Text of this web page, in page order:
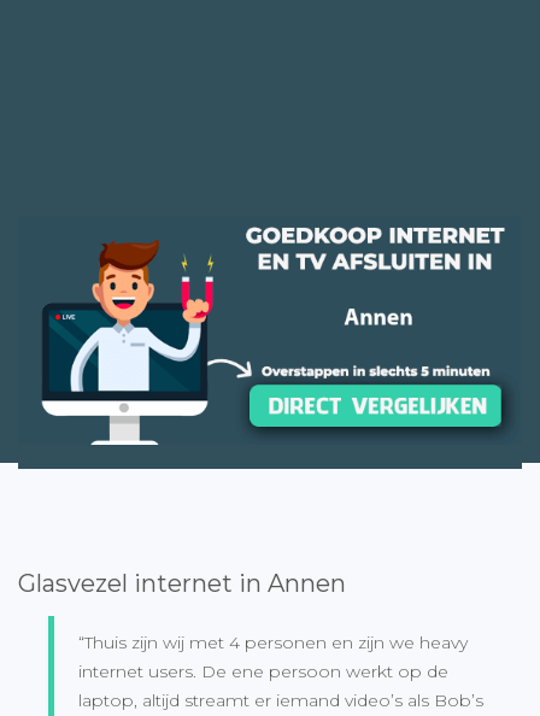
Glasvezel internet in Annen
“Thuis zijn wij met 4 personen en zijn we heavy
internet users. De ene persoon werkt op de
laptop, altijd streamt er iemand video’s als Bob’s